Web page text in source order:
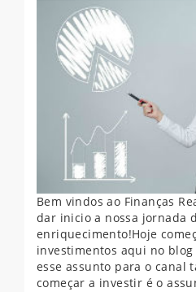
Bem vindos ao Finanças Real! Finalmente
dar inicio a nossa jornada
enriquecimento!Hoje
investimentos aqui no
esse assunto para o canal também. 6
começar a investir é o